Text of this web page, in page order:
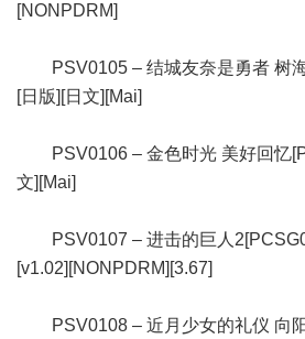
[NONPDRM]
PSV0105 – 结城友奈是勇者 树
[日版][日文][Mai]
PSV0106 – 金色时光 美好回忆
文][Mai]
PSV0107 – 进击的巨人
[v1.02][NONPDRM][3.67]
PSV0108 – 近月少女的礼仪 向阳